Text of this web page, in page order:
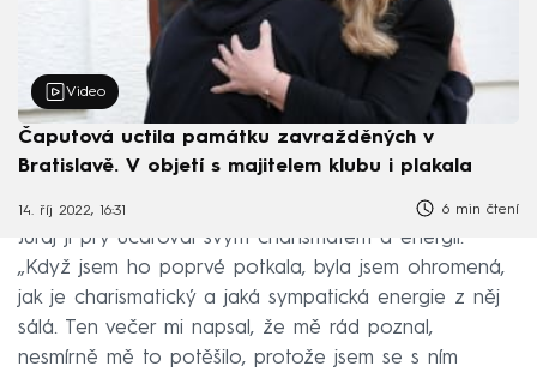
Video
Čaputová uctila památku zavražděných v
Bratislavě. V objetí s majitelem klubu i plakala
14. říj 2022, 16:31 6 min čtení
Juraj jí prý učaroval svým charismatem a energií.
„Když jsem ho poprvé potkala, byla jsem ohromená,
jak je charismatický a jaká sympatická energie z něj
sálá. Ten večer mi napsal, že mě rád poznal,
nesmírně mě to potěšilo, protože jsem se s ním